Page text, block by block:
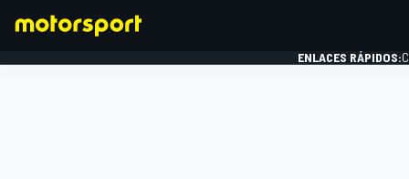
ENLACES RÁPIDOS: